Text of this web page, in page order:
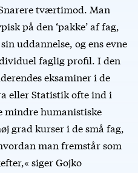
tværtimod. Man
på den ‘pakke’ af fag,
uddannelse, og ens evne
faglig profil. I den
eksaminer i de
eller Statistik ofte ind i
mindre humanistiske
grad kurser i de små fag,
man fremstår som
siger Gojko